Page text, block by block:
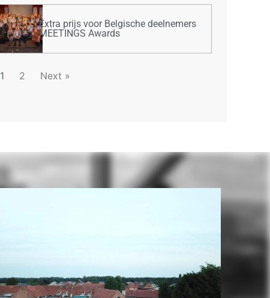
Extra prijs voor Belgische deelnemers
MEETINGS Awards
1 2 Next »